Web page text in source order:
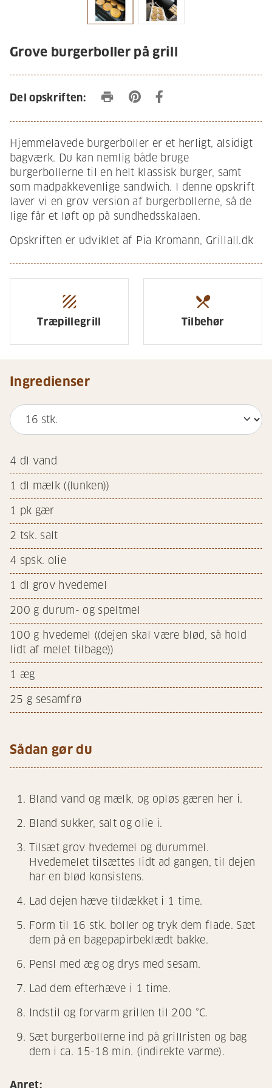
Grove burgerboller på grill
Del opskriften: print
Hjemmelavede burgerboller er et herligt, alsidigt
bagværk. Du kan nemlig både bruge
burgerbollerne til en helt klassisk burger, samt
som madpakkevenlige sandwich. I denne opskrift
laver vi en grov version af burgerbollerne, så de
lige får et løft op på sundhedsskalaen.
Opskriften er udviklet af Pia Kromann, Grillall.dk
texture
Træpillegrill
restaurant_menu
Tilbehør
Ingredienser
4 dl vand
1 dl mælk ((lunken))
1 pk gær
2 tsk. salt
4 spsk. olie
1 dl grov hvedemel
200 g durum- og speltmel
100 g hvedemel ((dejen skal være blød, så hold
lidt af melet tilbage))
1 æg
25 g sesamfrø
Sådan gør du
Bland vand og mælk, og opløs gæren her i.
Bland sukker, salt og olie i.
Tilsæt grov hvedemel og durummel.
Hvedemelet tilsættes lidt ad gangen, til dejen
har en blød konsistens.
Lad dejen hæve tildækket i 1 time.
Form til 16 stk. boller og tryk dem flade. Sæt
dem på en bagepapirbeklædt bakke.
Pensl med æg og drys med sesam.
Lad dem efterhæve i 1 time.
Indstil og forvarm grillen til 200 °C.
Sæt burgerbollerne ind på grillristen og bag
dem i ca. 15-18 min. (indirekte varme).